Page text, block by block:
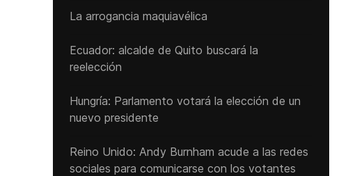
La arrogancia maquiavélica
Ecuador: alcalde de Quito buscará la
reelección
Hungría: Parlamento votará la elección de un
nuevo presidente
Reino Unido: Andy ‌Burnham acude a las redes
sociales para comunicarse con los votantes